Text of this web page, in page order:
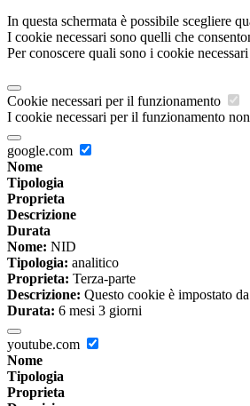
In questa schermata è possibile scegliere
I cookie necessari sono quelli che
Per conoscere quali sono i cookie
Cookie necessari per il funzionamento
I cookie necessari per il funzionamento
google.com
Nome
Tipologia
Proprieta
Descrizione
Durata
Nome: NID
Tipologia: analitico
Proprieta: Terza-parte
Descrizione: Questo cookie è impostato
Durata: 6 mesi 3 giorni
youtube.com
Nome
Tipologia
Proprieta